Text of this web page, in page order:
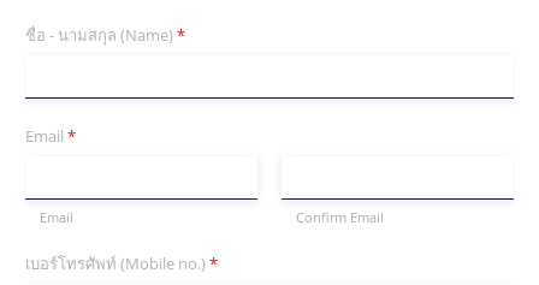
ชื่อ - นามสกุล (Name)*
Email *
Email Confirm Email
เบอร์โทรศัพท์ (Mobile no.)*